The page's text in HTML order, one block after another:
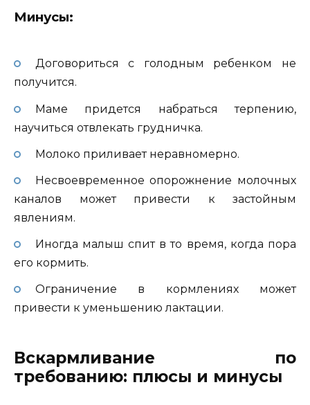
Минусы:
Договориться с голодным ребенком не
получится.
Маме придется набраться терпению,
научиться отвлекать грудничка.
Молоко приливает неравномерно.
Несвоевременное опорожнение молочных
каналов может привести к застойным
явлениям.
Иногда малыш спит в то время, когда пора
его кормить.
Ограничение в кормлениях может
привести к уменьшению лактации.
Вскармливание по
требованию: плюсы и минусы